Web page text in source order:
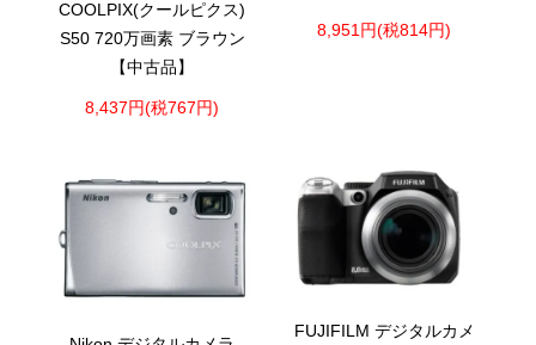
COOLPIX(クールピクス)
S50 720万画素 ブラウン
【中古品】
8,437円(税767円)
8,951円(税814円)
FUJIFILM デジタルカメ